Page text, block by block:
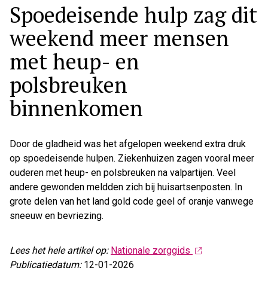
Spoedeisende hulp zag dit
weekend meer mensen
met heup- en
polsbreuken
binnenkomen
Door de gladheid was het afgelopen weekend extra druk
op spoedeisende hulpen. Ziekenhuizen zagen vooral meer
ouderen met heup- en polsbreuken na valpartijen. Veel
andere gewonden meldden zich bij huisartsenposten. In
grote delen van het land gold code geel of oranje vanwege
sneeuw en bevriezing.
Lees het hele artikel op: Nationale zorggids
Publicatiedatum: 12-01-2026